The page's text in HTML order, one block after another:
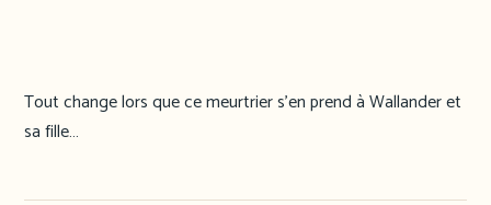
Tout change lors que ce meurtrier s’en prend à Wallander et
sa fille…